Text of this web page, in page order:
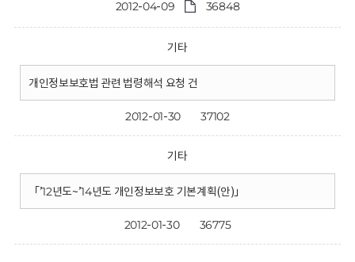
2012-04-09 36848
기타
개인정보보호법 관련 법령해석 요청 건
2012-01-30 37102
기타
「’12년도~’14년도 개인정보보호 기본계획(안)」
2012-01-30 36775